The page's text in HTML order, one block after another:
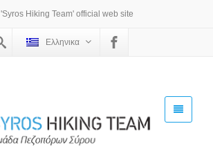
'Syros Hiking Team' official web site
Ελληνικα